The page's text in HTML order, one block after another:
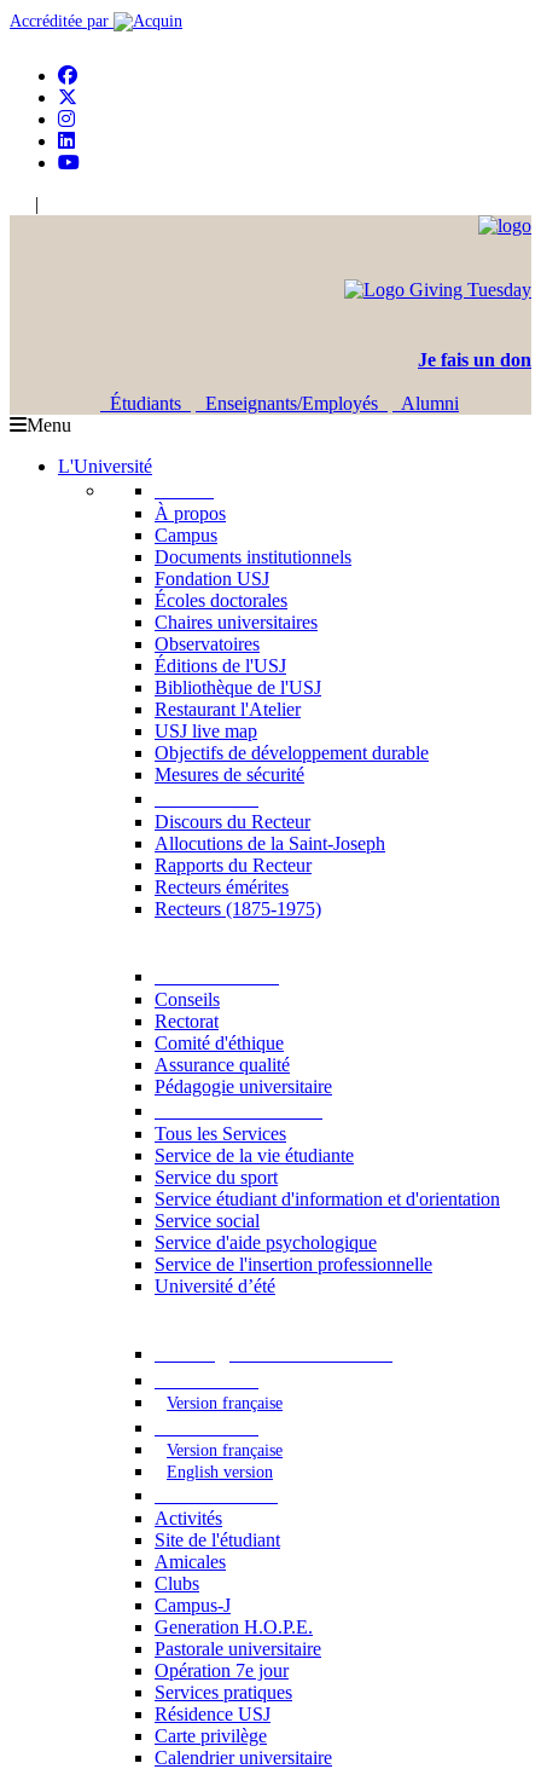
Accréditée par
|
Je fais un don
Étudiants Enseignants/Employés
Alumni
Menu
L'Université
À propos
Campus
Documents institutionnels
Fondation USJ
Écoles doctorales
Chaires universitaires
Observatoires
Éditions de l'USJ
Bibliothèque de l'USJ
Restaurant l'Atelier
USJ live map
Objectifs de développement durable
Mesures de sécurité
Discours du Recteur
Allocutions de la Saint-Joseph
Rapports du Recteur
Recteurs émérites
Recteurs (1875-1975)
Conseils
Rectorat
Comité d'éthique
Assurance qualité
Pédagogie universitaire
Tous les Services
Service de la vie étudiante
Service du sport
Service étudiant d'information et d'orientation
Service social
Service d'aide psychologique
Service de l'insertion professionnelle
Université d’été
Version française
Version française
English version
Activités
Site de l'étudiant
Amicales
Clubs
Campus-J
Generation H.O.P.E.
Pastorale universitaire
Opération 7e jour
Services pratiques
Résidence USJ
Carte privilège
Calendrier universitaire